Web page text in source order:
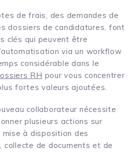
de frais, des demandes de
dossiers de candidatures, font
clés qui peuvent être
via un workflow
considérable dans le
RH pour vous concentrer
fortes valeurs ajoutées.
collaborateur nécessite
plusieurs actions sur
à disposition des
collecte de documents et de